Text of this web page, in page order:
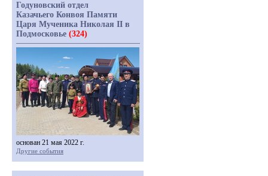
Годуновский отдел
Казачьего Конвоя Памяти
Царя Мученика Николая II в
Подмосковье (324)
основан 21 мая 2022 г.
Другие события